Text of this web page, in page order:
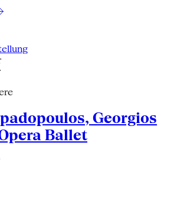
Georgios
Ballet